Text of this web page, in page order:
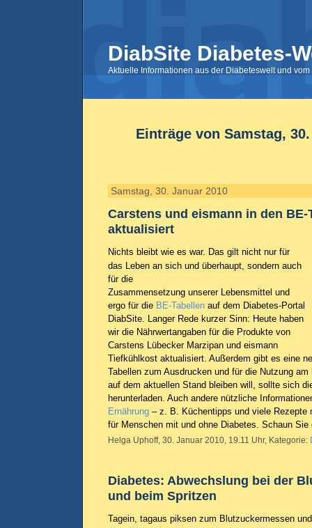
DiabSite Diabetes-
Aktuelle Informationen aus der Diabeteswelt und
Einträge von Samstag,
Samstag, 30. Januar 2010
Carstens und eismann in den BE-
aktualisiert
Nichts bleibt wie es war. Das gilt nicht nur für
das Leben an sich und überhaupt, sondern auch
für die
Zusammensetzung unserer Lebensmittel und
ergo für die BE-Tabellen auf dem Diabetes-Portal
DiabSite. Langer Rede kurzer Sinn: Heute haben
wir die Nährwertangaben für die Produkte von
Carstens Lübecker Marzipan und eismann
Tiefkühlkost aktualisiert. Außerdem gibt es eine
Tabellen zum Ausdrucken und für die Nutzung
auf dem aktuellen Stand bleiben will, sollte sich
herunterladen. Auch andere nützliche
Ernährung – z. B. Küchentipps und viele Rezepte
für Menschen mit und ohne Diabetes. Schaun Sie
Helga Uphoff, 30. Januar 2010, 19.11 Uhr, Kategorie:
Diabetes: Abwechslung bei der
und beim Spritzen
Tagein, tagaus piksen zum Blutzuckermessen